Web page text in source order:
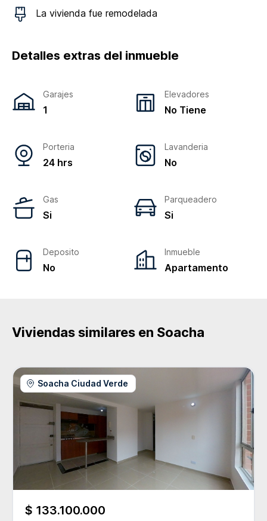
La vivienda fue remodelada
Detalles extras del inmueble
Garajes
1
Elevadores
No Tiene
Porteria
24 hrs
Lavanderia
No
Gas
Si
Parqueadero
Si
Deposito
No
Inmueble
Apartamento
Viviendas similares en Soacha
Soacha Ciudad Verde
$ 133.100.000